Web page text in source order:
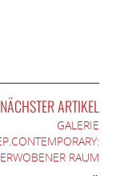
NÄCHSTER ARTIKEL
GALERIE
RAUM